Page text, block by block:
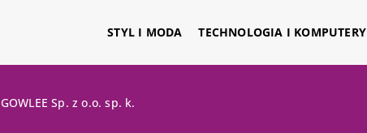
STYL I MODA TECHNOLOGIA I KOMPUTERY
GOWLEE Sp. z o.o. sp. k.